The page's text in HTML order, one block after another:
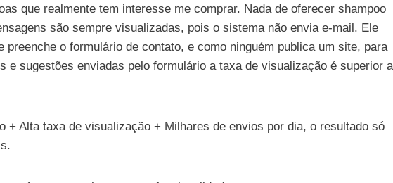
que realmente tem interesse me comprar. Nada de oferecer shampoo
são sempre visualizadas, pois o sistema não envia e-mail. Ele
preenche o formulário de contato, e como ninguém publica um site, para
e sugestões enviadas pelo formulário a taxa de visualização é superior a
+ Alta taxa de visualização + Milhares de envios por dia, o resultado só